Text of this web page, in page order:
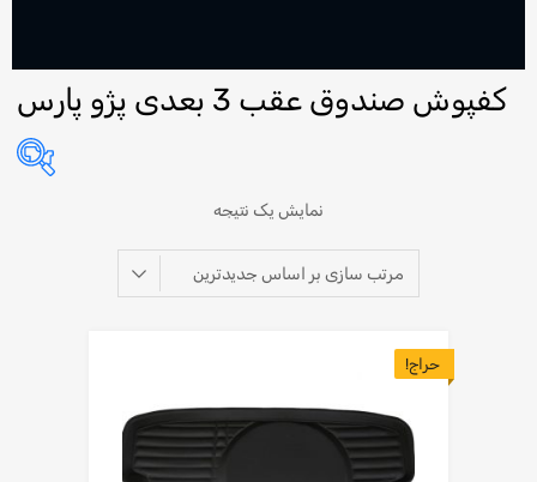
کفپوش صندوق عقب 3 بعدی پژو پارس
نمایش یک نتیجه
حراج!